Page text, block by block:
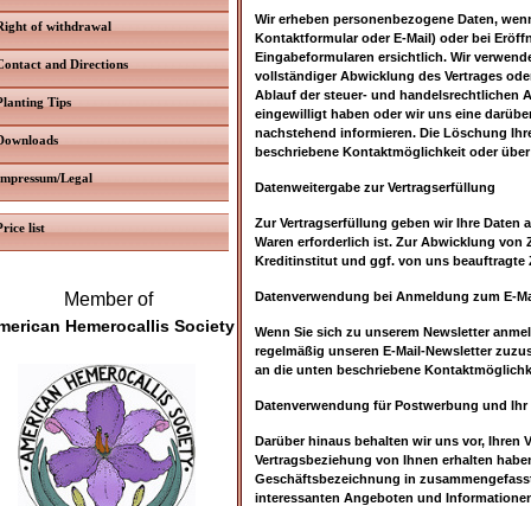
of withdrawal
and Directions
Tips
Legal
list
Member of
Hemerocallis Society
Wir erheben personenbezogene Daten,
Kontaktformular oder E-Mail) oder bei
Eingabeformularen ersichtlich. Wir
vollständiger Abwicklung des Vertrages
Ablauf der steuer- und handelsrechtlichen
eingewilligt haben oder wir uns eine
nachstehend informieren. Die Löschung
beschriebene Kontaktmöglichkeit oder
Datenweitergabe zur Vertragserfüllung
Zur Vertragserfüllung geben wir Ihre Daten
Waren erforderlich ist. Zur Abwicklung von
Kreditinstitut und ggf. von uns beauftragte
Datenverwendung bei Anmeldung zum E-
Wenn Sie sich zu unserem Newsletter
regelmäßig unseren E-Mail-Newsletter
an die unten beschriebene
Datenverwendung für Postwerbung und
Darüber hinaus behalten wir uns vor, Ihren
Vertragsbeziehung von Ihnen erhalten
Geschäftsbezeichnung in
interessanten Angeboten und